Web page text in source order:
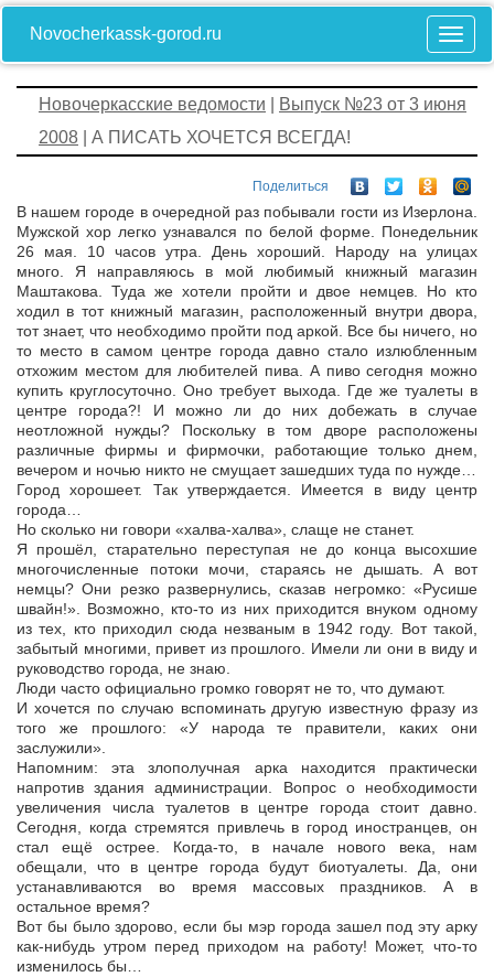
Novocherkassk-gorod.ru
Новочеркасские ведомости
Выпуск №23 от 3 июня
2008 | А ПИСАТЬ ХОЧЕТСЯ ВСЕГДА!
Поделиться
В нашем городе в очередной раз побывали гости из Изерлона.
Мужской хор легко узнавался по белой форме. Понедельник
26 мая. 10 часов утра. День хороший. Народу на улицах
много. Я направляюсь в мой любимый книжный магазин
Маштакова. Туда же хотели пройти и двое немцев. Но кто
ходил в тот книжный магазин, расположенный внутри двора,
тот знает, что необходимо пройти под аркой. Все бы ничего, но
то место в самом центре города давно стало излюбленным
отхожим местом для любителей пива. А пиво сегодня можно
купить круглосуточно. Оно требует выхода. Где же туалеты в
центре города?! И можно ли до них добежать в случае
неотложной нужды? Поскольку в том дворе расположены
различные фирмы и фирмочки, работающие только днем,
вечером и ночью никто не смущает зашедших туда по нужде…
Город хорошеет. Так утверждается. Имеется в виду центр
города…
Но сколько ни говори «халва-халва», слаще не станет.
Я прошёл, старательно переступая не до конца высохшие
многочисленные потоки мочи, стараясь не дышать. А вот
немцы? Они резко развернулись, сказав негромко: «Русише
швайн!». Возможно, кто-то из них приходится внуком одному
из тех, кто приходил сюда незваным в 1942 году. Вот такой,
забытый многими, привет из прошлого. Имели ли они в виду и
руководство города, не знаю.
Люди часто официально громко говорят не то, что думают.
И хочется по случаю вспоминать другую известную фразу из
того же прошлого: «У народа те правители, каких они
заслужили».
Напомним: эта злополучная арка находится практически
напротив здания администрации. Вопрос о необходимости
увеличения числа туалетов в центре города стоит давно.
Сегодня, когда стремятся привлечь в город иностранцев, он
стал ещё острее. Когда-то, в начале нового века, нам
обещали, что в центре города будут биотуалеты. Да, они
устанавливаются во время массовых праздников. А в
остальное время?
Вот бы было здорово, если бы мэр города зашел под эту арку
как-нибудь утром перед приходом на работу! Может, что-то
изменилось бы…